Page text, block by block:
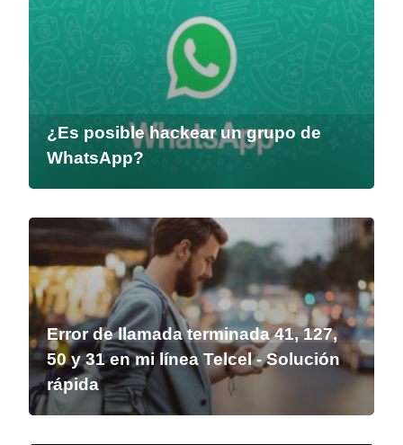
¿Es posible hackear un grupo de
WhatsApp?
Error de llamada terminada 41, 127,
50 y 31 en mi línea Telcel - Solución
rápida